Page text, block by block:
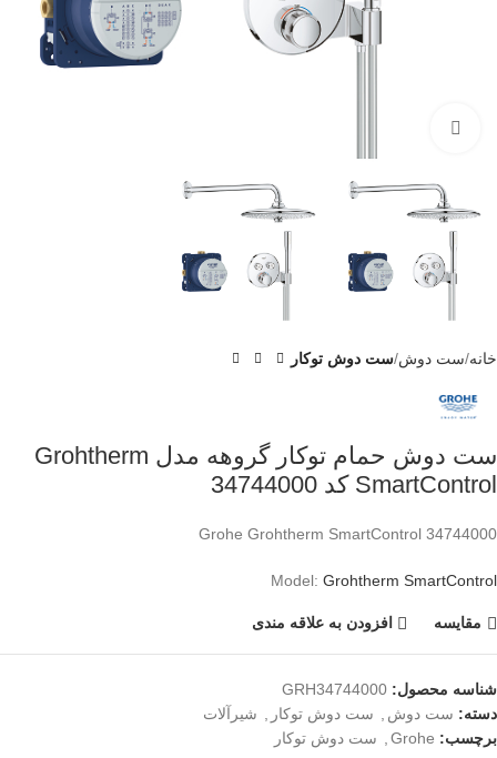
خانه ست دوش ست دوش توکار
ست دوش حمام توکار گروهه مدل Grohtherm
SmartControl کد 34744000
Grohe Grohtherm SmartControl 34744000
Model: Grohtherm SmartControl
مقايسه افزودن به علاقه مندی
شناسه محصول: GRH34744000
دسته: ست دوش ست دوش توکار
شیرآلات
برچسب: Grohe ست دوش توکار